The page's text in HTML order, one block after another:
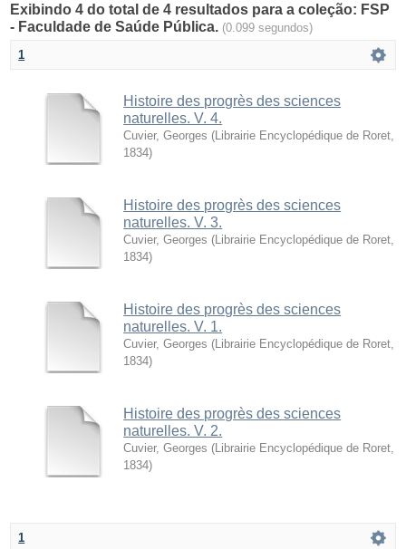
Exibindo 4 do total de 4 resultados para a coleção: FSP
- Faculdade de Saúde Pública. (0.099 segundos)
1
Histoire des progrès des sciences
naturelles. V. 4.
Cuvier, Georges ( Librairie Encyclopédique de Roret
1834)
Histoire des progrès des sciences
naturelles. V. 3.
Cuvier, Georges ( Librairie Encyclopédique de Roret
1834)
Histoire des progrès des sciences
naturelles. V. 1.
Cuvier, Georges ( Librairie Encyclopédique de Roret
1834)
Histoire des progrès des sciences
naturelles. V. 2.
Cuvier, Georges ( Librairie Encyclopédique de Roret
1834)
1